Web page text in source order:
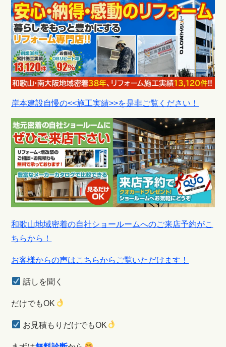
岸本建設自慢の<<施工実績>>を是非ご覧ください！
和歌山地域密着の自社ショールームへのご来店予約がこ
ちらから！
お客様からの声はこちらからご覧いただけます！
話しを聞く
だけでもOK
お見積もりだけでもOK